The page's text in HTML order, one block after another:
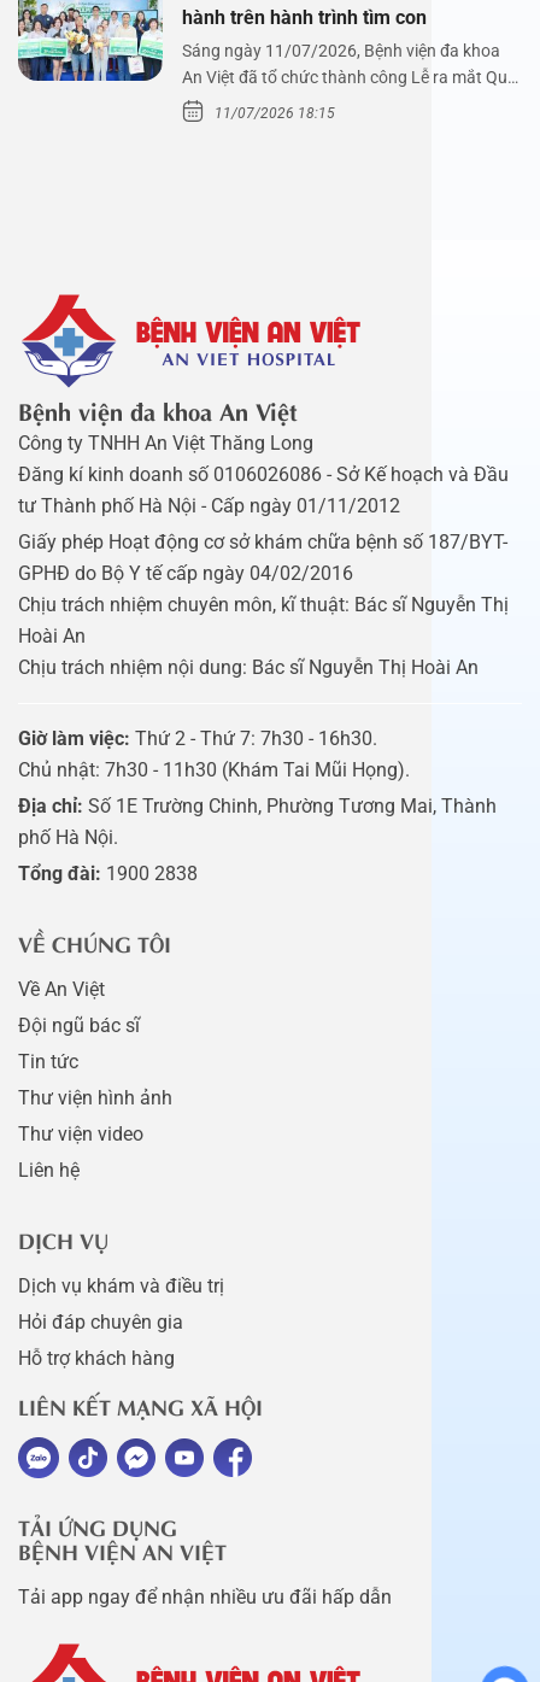
hành trên hành trình tìm con
Sáng ngày 11/07/2026, Bệnh viện đa khoa
An Việt đã tổ chức thành công Lễ ra mắt Quỹ
Mầm Xanh…
11/07/2026 18:15
Bệnh viện đa khoa An Việt
Công ty TNHH An Việt Thăng Long
Đăng kí kinh doanh số 0106026086 - Sở Kế hoạch và Đầu
tư Thành phố Hà Nội - Cấp ngày 01/11/2012
Giấy phép Hoạt động cơ sở khám chữa bệnh số 187/BYT-
GPHĐ do Bộ Y tế cấp ngày 04/02/2016
Chịu trách nhiệm chuyên môn, kĩ thuật: Bác sĩ Nguyễn Thị
Hoài An
Chịu trách nhiệm nội dung: Bác sĩ Nguyễn Thị Hoài An
Giờ làm việc: Thứ 2 - Thứ 7: 7h30 - 16h30.
Chủ nhật: 7h30 - 11h30 (Khám Tai Mũi Họng).
Địa chỉ: Số 1E Trường Chinh, Phường Tương Mai, Thành
phố Hà Nội.
Tổng đài: 1900 2838
VỀ CHÚNG TÔI
Về An Việt
Đội ngũ bác sĩ
Tin tức
Thư viện hình ảnh
Thư viện video
Liên hệ
DỊCH VỤ
Dịch vụ khám và điều trị
Hỏi đáp chuyên gia
Hỗ trợ khách hàng
LIÊN KẾT MẠNG XÃ HỘI
TẢI ỨNG DỤNG
BỆNH VIỆN AN VIỆT
Tải app ngay để nhận nhiều ưu đãi hấp dẫn